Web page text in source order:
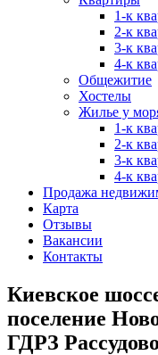
1-к
2-к
3-к
4-к
Общежитие
Хостелы
Жилье у
1-к
2-к
3-к
4-к
Продажа
Карта
Отзывы
Вакансии
Контакты
Киевское
поселение
ГДРЗ